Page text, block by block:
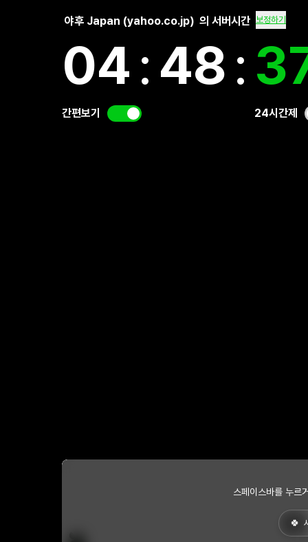
야후 Japan (yahoo.co.jp) 의 서버시간 보정하기
04:48:
간편보기 24시간제
스페이스바를 누르